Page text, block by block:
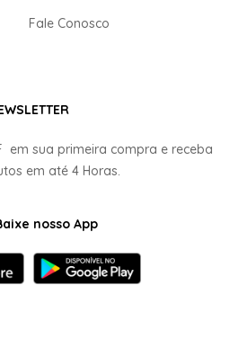
Fale Conosco
em sua primeira compra e receba
em até 4 Horas.
nosso App